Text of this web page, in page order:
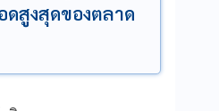
สูงสุดของตลาด